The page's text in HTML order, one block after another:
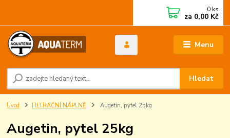
Menu
Hledat
0 ks
za 0,00 Kč
Úvod FILTRAČNÍ NÁPLNĚ Augetin, pytel 25kg
Augetin, pytel 25kg